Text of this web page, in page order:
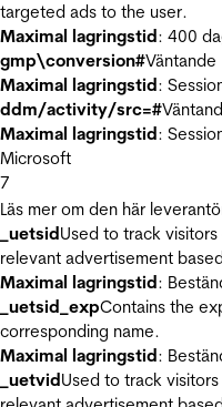
targeted ads to the user.
Maximal lagringstid: 400
gmp\conversion#Väntande
Maximal lagringstid:
ddm/activity/src=#
Maximal lagringstid:
Microsoft
7
Läs mer om den här
_uetsidUsed to track
relevant advertisement
Maximal lagringstid:
_uetsid_expContains the
corresponding name.
Maximal lagringstid:
_uetvidUsed to track